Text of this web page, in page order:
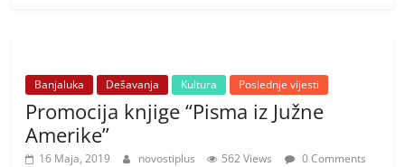
i
Banjaluka Dešavanja Kultura Poslednje vijesti
Promocija knjige “Pisma iz Južne
Amerike”
16 Maja, 2019 novostiplus 562 Views
0 Comments